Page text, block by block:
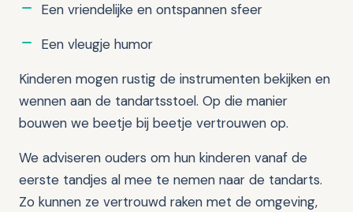
Een vriendelijke en ontspannen sfeer
Een vleugje humor
Kinderen mogen rustig de instrumenten bekijken en
wennen aan de tandartsstoel. Op die manier
bouwen we beetje bij beetje vertrouwen op.
We adviseren ouders om hun kinderen vanaf de
eerste tandjes al mee te nemen naar de tandarts.
Zo kunnen ze vertrouwd raken met de omgeving,